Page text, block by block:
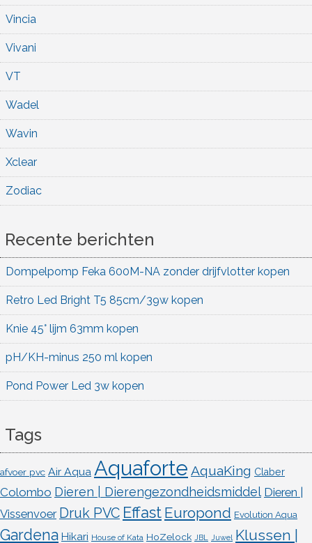
Vincia
Vivani
VT
Wadel
Wavin
Xclear
Zodiac
Recente berichten
Dompelpomp Feka 600M-NA zonder drijfvlotter kopen
Retro Led Bright T5 85cm/39w kopen
Knie 45° lijm 63mm kopen
pH/KH-minus 250 ml kopen
Pond Power Led 3w kopen
Tags
afvoer pvc Air Aqua Aquaforte AquaKing Claber
Colombo Dieren | Dierengezondheidsmiddel Dieren |
Vissenvoer Druk PVC Effast Europond Evolution Aqua
Gardena Hikari House of Kata HoZelock JBL Juwel Klussen |